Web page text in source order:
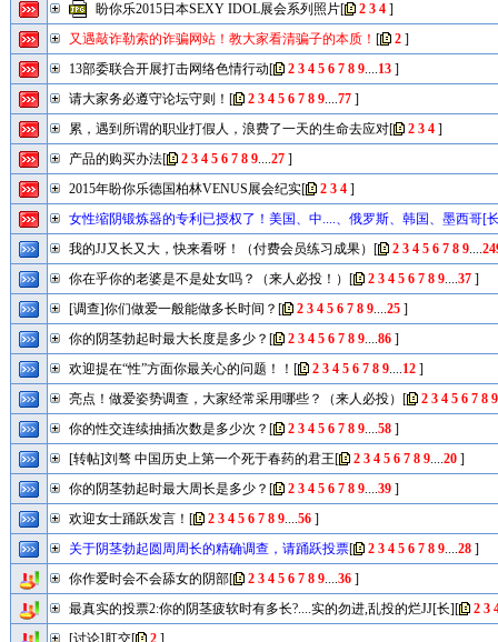
盼你乐2015日本SEXY IDOL展会系列照片[ 2 3 4]
又遇敲诈勒索的诈骗网站！教大家看清骗子的本质！ [ 2]
13部委联合开展打击网络色情行动[ 2 3 4 5 6 7 8 9....13]
请大家务必遵守论坛守则！ [ 2 3 4 5 6 7 8 9....77]
累，遇到所谓的职业打假人，浪费了一天的生命去应对[ 2 3 4]
产品的购买办法[ 2 3 4 5 6 7 8 9....27]
2015年盼你乐德国柏林VENUS展会纪实[ 2 3 4]
女性缩阴锻炼器的专利已授权了！美国、中....、俄罗斯、韩国、墨西哥[
2 3 4 5 6 7 8 9....17 ]
我的JJ又长又大，快来看呀！（付费会员练习成果） [ 2 3 4 5 6 7 8 9....
你在乎你的老婆是不是处女吗？（来人必投！） [ 2 3 4 5 6 7 8 9....37]
[调查]你们做爱一般能做多长时间？ [ 2 3 4 5 6 7 8 9....25]
你的阴茎勃起时最大长度是多少？ [ 2 3 4 5 6 7 8 9....86]
欢迎提在“性”方面你最关心的问题！！ [ 2 3 4 5 6 7 8 9....12]
亮点！做爱姿势调查，大家经常采用哪些？（来人必投） [ 2 3 4 5 6 7 8 9
你的性交连续抽插次数是多少次？ [ 2 3 4 5 6 7 8 9....58]
[转帖]刘骜 中国历史上第一个死于春药的君王[ 2 3 4 5 6 7 8 9....20]
你的阴茎勃起时最大周长是多少？ [ 2 3 4 5 6 7 8 9....39]
欢迎女士踊跃发言！ [ 2 3 4 5 6 7 8 9....56]
关于阴茎勃起圆周周长的精确调查，请踊跃投票[ 2 3 4 5 6 7 8 9....28]
你作爱时会不会舔女的阴部[ 2 3 4 5 6 7 8 9....36]
最真实的投票2:你的阴茎疲软时有多长?....实的勿进,乱投的烂JJ[长][ 2 3
[讨论]肛交[ 2]